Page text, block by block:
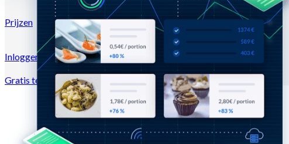
Prijzen
Inloggen →
Gratis testen Registreren